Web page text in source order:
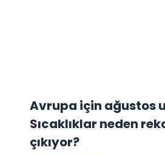
Avrupa için ağustos
Sıcaklıklar neden
çıkıyor?